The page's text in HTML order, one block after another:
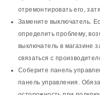
отремонтировать его,
Замените выключатель.
определить проблему,
выключатель в магазине
связаться с
Соберите панель
панель управления.